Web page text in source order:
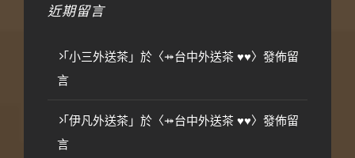
近期留言
「小三外送茶 」於〈⤀台中外送茶 ♥♥〉發佈留
言
「伊凡外送茶 」於〈⤀台中外送茶 ♥♥〉發佈留
言